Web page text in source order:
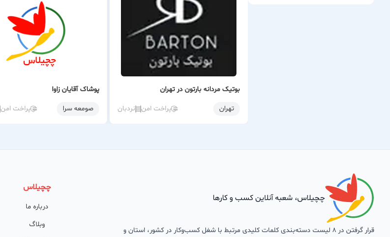
بوتیک مردانه بارتون در تهران
تهران پراخت امن نردبان
پوشاک آقایان زاوا
صومعه سرا پراخت امن
چچیلاس، شعبه آنلاین کسب و کارها
قرار گرفتن در 8 لیست دسته‌بندی کلمات کلیدی مرتبط با شغل کسب‌وکار در کشور، استان و
چچیلاس
درباره ما
وبلاگ